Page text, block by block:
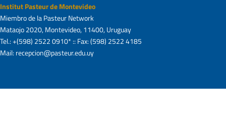
Institut Pasteur de Montevideo
Miembro de la Pasteur Network
Mataojo 2020, Montevideo, 11400, Uruguay
Tel.: +(598) 2522 0910* :: Fax: (598) 2522 4185
Mail: recepcion@pasteur.edu.uy